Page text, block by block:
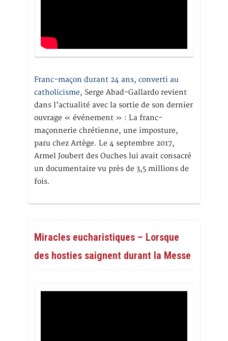
Franc-maçon durant 24 ans, converti au
catholicisme, Serge Abad-Gallardo revient
dans l’actualité avec la sortie de son dernier
ouvrage « événement » : La franc-
maçonnerie chrétienne, une imposture,
paru chez Artège. Le 4 septembre 2017,
Armel Joubert des Ouches lui avait consacré
un documentaire vu près de 3,5 millions de
fois.
Miracles eucharistiques – Lorsque
des hosties saignent durant la Messe